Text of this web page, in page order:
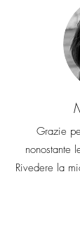
Grazie
nonostante
Rivedere la